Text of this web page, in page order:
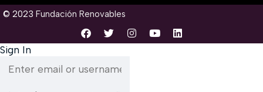
© 2023 Fundación Renovables
Sign In